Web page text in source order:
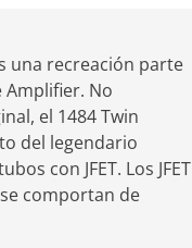
una recreación parte
Amplifier. No
el 1484 Twin
del legendario
con JFET. Los JFET
comportan de